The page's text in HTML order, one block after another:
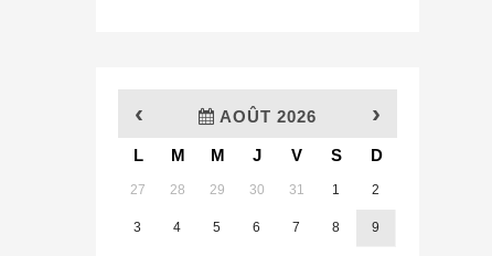
‹ AOÛT 2026 ›
L M M J V S D
27 28 29 30 31 1 2
3 4 5 6 7 8 9